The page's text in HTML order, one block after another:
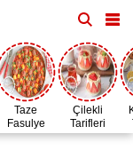
Taze
Fasulye
Zamanı
Çilekli
Tarifleri